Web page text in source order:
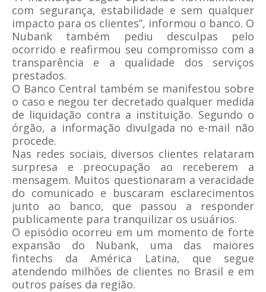
com segurança, estabilidade e sem qualquer
impacto para os clientes”, informou o banco. O
Nubank também pediu desculpas pelo
ocorrido e reafirmou seu compromisso com a
transparência e a qualidade dos serviços
prestados.
O Banco Central também se manifestou sobre
o caso e negou ter decretado qualquer medida
de liquidação contra a instituição. Segundo o
órgão, a informação divulgada no e-mail não
procede.
Nas redes sociais, diversos clientes relataram
surpresa e preocupação ao receberem a
mensagem. Muitos questionaram a veracidade
do comunicado e buscaram esclarecimentos
junto ao banco, que passou a responder
publicamente para tranquilizar os usuários.
O episódio ocorreu em um momento de forte
expansão do Nubank, uma das maiores
fintechs da América Latina, que segue
atendendo milhões de clientes no Brasil e em
outros países da região.